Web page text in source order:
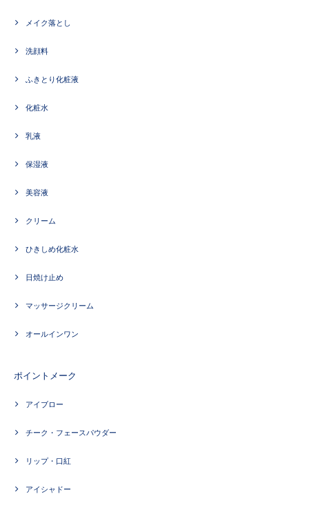
メイク落とし
洗顔料
ふきとり化粧液
化粧水
乳液
保湿液
美容液
クリーム
ひきしめ化粧水
日焼け止め
マッサージクリーム
オールインワン
ポイントメーク
アイブロー
チーク・フェースパウダー
リップ・口紅
アイシャドー